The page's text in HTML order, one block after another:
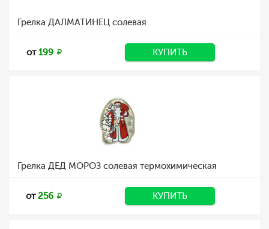
Грелка ДАЛМАТИНЕЦ солевая
от199 КУПИТЬ
Грелка ДЕД МОРОЗ солевая термохимическая
от256 КУПИТЬ